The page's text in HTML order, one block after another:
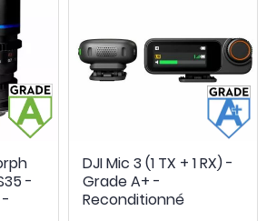
- 50 € OCCASION
-
DJI Mic 3 (1 TX + 1 RX) -
Grade A+ -
Reconditionné